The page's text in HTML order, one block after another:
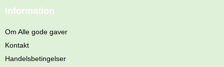
Information
Om Alle gode gaver
Kontakt
Handelsbetingelser